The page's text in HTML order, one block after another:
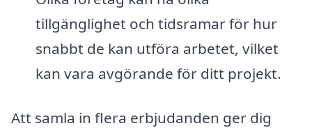
tillgänglighet och tidsramar för hur
snabbt de kan utföra arbetet, vilket
kan vara avgörande för ditt projekt.
Att samla in flera erbjudanden ger dig